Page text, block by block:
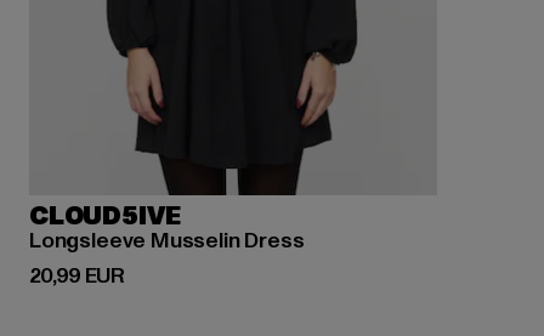
CLOUD5IVE
Longsleeve Musselin Dress
20,99 EUR
Derzeitiger Preis: 20,99 EUR